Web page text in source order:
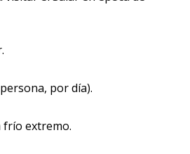
por día).
frío extremo.